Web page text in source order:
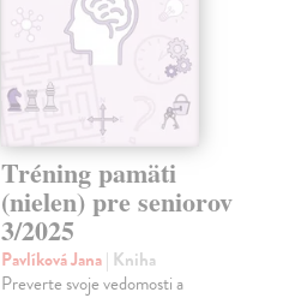
Tréning pamäti
(nielen) pre seniorov
3/2025
Pavlíková Jana| Kniha
Preverte svoje vedomosti a